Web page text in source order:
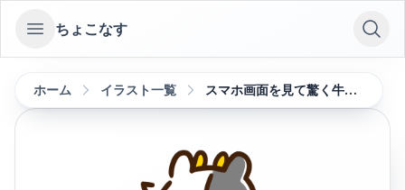
Open sidebar
ちょこなす
ホーム イラスト一覧 スマホ画面を見て驚く牛くん